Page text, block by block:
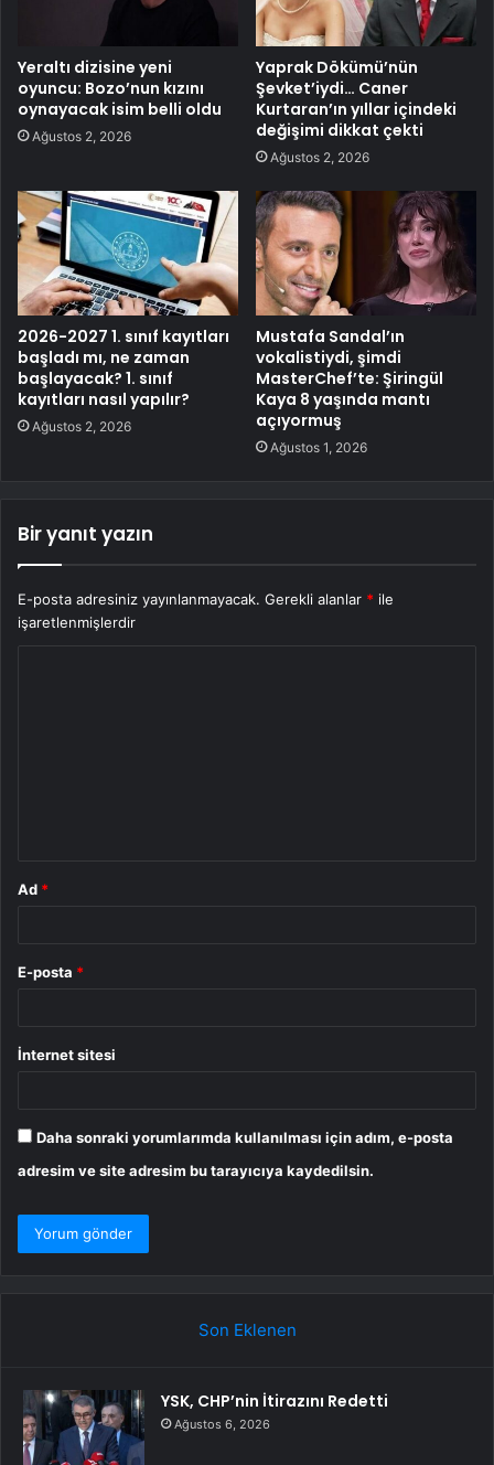
Yeraltı dizisine yeni
oyuncu: Bozo’nun kızını
oynayacak isim belli oldu
Ağustos 2, 2026
Yaprak Dökümü’nün
Şevket’iydi… Caner
Kurtaran’ın yıllar içindeki
değişimi dikkat çekti
Ağustos 2, 2026
2026-2027 1. sınıf kayıtları
başladı mı, ne zaman
başlayacak? 1. sınıf
kayıtları nasıl yapılır?
Ağustos 2, 2026
Mustafa Sandal’ın
vokalistiydi, şimdi
MasterChef’te: Şiringül
Kaya 8 yaşında mantı
açıyormuş
Ağustos 1, 2026
Bir yanıt yazın
E-posta adresiniz yayınlanmayacak. Gerekli alanlar * ile
işaretlenmişlerdir
Ad *
E-posta *
İnternet sitesi
Daha sonraki yorumlarımda kullanılması için adım, e-posta
adresim ve site adresim bu tarayıcıya kaydedilsin.
Son Eklenen
YSK, CHP’nin İtirazını Redetti
Ağustos 6, 2026